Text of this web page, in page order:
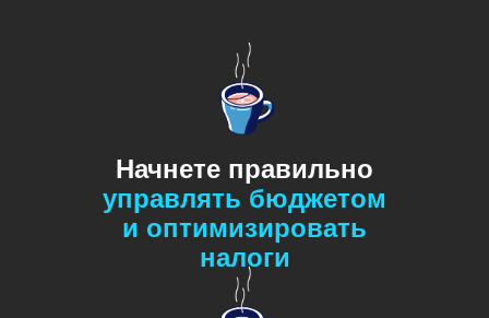
Начнете правильно
управлять бюджетом
и оптимизировать
налоги